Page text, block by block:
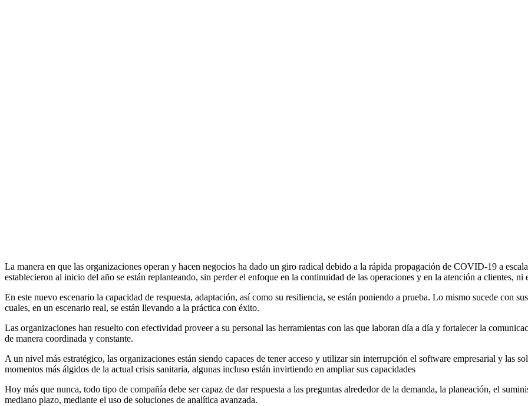
La manera en que las organizaciones operan y hacen negocios ha dado un giro radical debido a la rápida propagación de COVID-19 a
establecieron al inicio del año se están replanteando, sin perder el enfoque en la continuidad de las operaciones y en la atención a clientes, ni
En este nuevo escenario la capacidad de respuesta, adaptación, así como su resiliencia, se están poniendo a prueba. Lo mismo sucede con
cuales, en un escenario real, se están llevando a la práctica con éxito.
Las organizaciones han resuelto con efectividad proveer a su personal las herramientas con las que laboran día a día y fortalecer la
de manera coordinada y constante.
A un nivel más estratégico, las organizaciones están siendo capaces de tener acceso y utilizar sin interrupción el software empresarial y las
momentos más álgidos de la actual crisis sanitaria, algunas incluso están invirtiendo en ampliar sus capacidades
Hoy más que nunca, todo tipo de compañía debe ser capaz de dar respuesta a las preguntas alrededor de la demanda, la planeación, el
mediano plazo, mediante el uso de soluciones de analítica avanzada.